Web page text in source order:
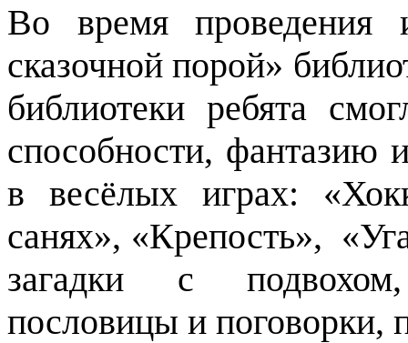
Во время проведения
сказочной порой»
библиотеки ребята
способности, фантазию
в весёлых играх:
санях», «Крепость»,
загадки с
пословицы и поговорки,